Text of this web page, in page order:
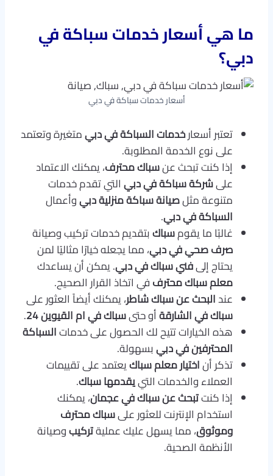
ما هي أسعار خدمات سباكة في
دبي؟
أسعار خدمات سباكة في دبي
تعتبر أسعارخدمات السباكة في دبيمتغيرة وتعتمد
على نوع الخدمة المطلوبة.
إذا كنت تبحث عنسباك محترف، يمكنك الاعتماد
علىشركة سباكة في دبيالتي تقدم خدمات
متنوعة مثلصيانة سباكة منزلية دبيوأعمال
السباكة في دبي.
غالبًا ما يقومسباكبتقديم خدمات تركيب وصيانة
صرف صحي في دبي، مما يجعله خيارًا مثاليًا لمن
يحتاج إلىفني سباك في دبي. يمكن أن يساعدك
معلم سباك محترففي اتخاذ القرار الصحيح.
عندالبحث عن سباك شاطر، يمكنك أيضاً العثور على
سباك في الشارقةأو حتىسباك في ام القيوين 24
.
هذه الخيارات تتيح لك الحصول على خدماتالسباكة
المحترفين في دبيبسهولة.
تذكر أناختيار معلم سباكيعتمد على تقييمات
العملاء والخدمات التييقدمها سباك.
إذا كنتتبحث عن سباك في عجمان، يمكنك
استخدام الإنترنت للعثور علىسباك محترف
وموثوق، مما يسهل عليك عمليةتركيبوصيانة
الأنظمة الصحية.